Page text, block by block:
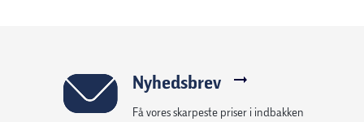
Nyhedsbrev
Få vores skarpeste priser i indbakken